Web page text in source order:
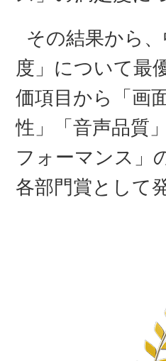
その結果から
度」について最
価項目から「画
性」「音声品質
フォーマンス」
各部門賞として